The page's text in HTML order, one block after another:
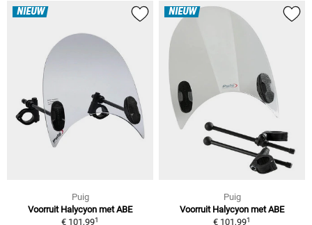
NIEUW
Puig
Voorruit Halycyon met ABE
€ 101,991
NIEUW
Puig
Voorruit Halycyon met ABE
€ 101,991